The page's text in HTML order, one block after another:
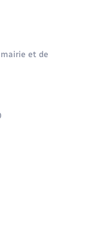
et de